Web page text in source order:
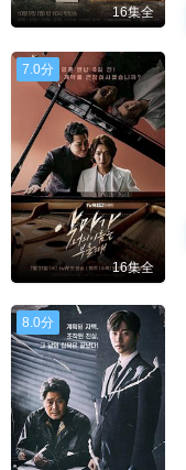
16集全
7.0分
16集全
8.0分